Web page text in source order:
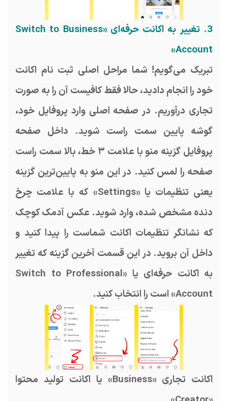
3. تغییر به اکانت حرفه‌ای «Switch to Business
Account»
تبریک می‌گویم! شما مراحل اصلی ثبت نام اکانت
خود را انجام دادید، حالا فقط کافیست آن را به صورت
تجاری درآوریم. در صفحه اصلی وارد پروفایل خود،
گوشه پایین سمت راست شوید. داخل صفحه
پروفایل گزینه منو با علامت ۳ خط، بالا سمت راست
صفحه را لمس کنید. در این منو به پایین‌ترین گزینه
یعنی تنظیمات یا «Settings» که با علامت چرخ
دنده مشخص شده، وارد شوید. عکس آدمک کوچک
که نشانگر تنظیمات اکانت شماست را پیدا کنید و
داخل آن بروید. در این قسمت آخرین گزینه که تغییر
به اکانت حرفه‌ای یا «Switch to Professional
Account» است را انتخاب کنید.
اکانت تجاری «Business» یا اکانت تولید محتوا